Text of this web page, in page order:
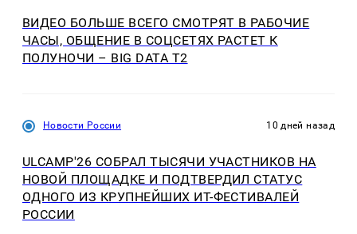
ВИДЕО БОЛЬШЕ ВСЕГО СМОТРЯТ В РАБОЧИЕ
ЧАСЫ, ОБЩЕНИЕ В СОЦСЕТЯХ РАСТЕТ К
ПОЛУНОЧИ – BIG DATA T2
Новости России 10 дней назад
ULCAMP'26 СОБРАЛ ТЫСЯЧИ УЧАСТНИКОВ НА
НОВОЙ ПЛОЩАДКЕ И ПОДТВЕРДИЛ СТАТУС
ОДНОГО ИЗ КРУПНЕЙШИХ ИТ-ФЕСТИВАЛЕЙ
РОССИИ